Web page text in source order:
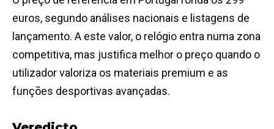
euros, segundo análises nacionais e listagens de
lançamento. A este valor, o relógio entra numa zona
competitiva, mas justifica melhor o preço quando o
utilizador valoriza os materiais premium e as
funções desportivas avançadas.